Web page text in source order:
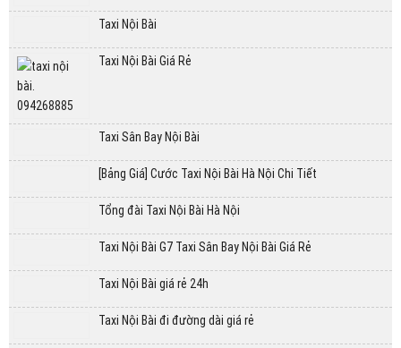
Taxi Nội Bài
Taxi Nội Bài Giá Rẻ
Taxi Sân Bay Nội Bài
[Bảng Giá] Cước Taxi Nội Bài Hà Nội Chi Tiết
Tổng đài Taxi Nội Bài Hà Nội
Taxi Nội Bài G7 Taxi Sân Bay Nội Bài Giá Rẻ
Taxi Nội Bài giá rẻ 24h
Taxi Nội Bài đi đường dài giá rẻ